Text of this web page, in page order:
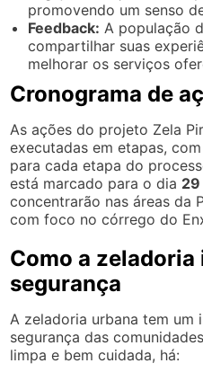
promovendo um senso
Feedback: A população
compartilhar suas
melhorar os serviços
Cronograma de
As ações do projeto Zela
executadas em etapas,
para cada etapa do
está marcado para o dia
concentrarão nas áreas da
com foco no córrego do
Como a zeladoria
segurança
A zeladoria urbana tem
segurança das
limpa e bem cuidada, há: